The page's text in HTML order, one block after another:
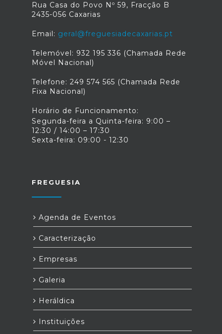
Rua Casa do Povo Nº 59, Fracção B
2435-056 Caxarias
Email: geral@freguesiadecaxarias.pt
Telemóvel: 932 195 336 (Chamada Rede
Móvel Nacional)
Telefone: 249 574 565 (Chamada Rede
Fixa Nacional)
Horário de Funcionamento:
Segunda-feira a Quinta-feira: 9:00 –
12:30 / 14:00 – 17:30
Sexta-feira: 09:00 - 12:30
FREGUESIA
Agenda de Eventos
Caracterização
Empresas
Galeria
Heráldica
Instituições